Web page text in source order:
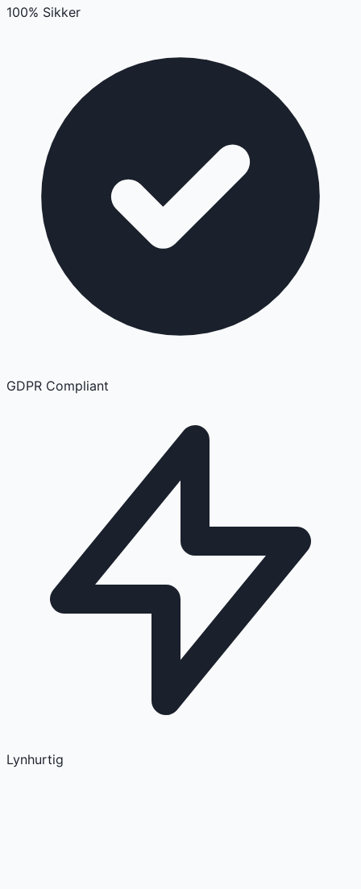
100% Sikker
GDPR Compliant
Lynhurtig